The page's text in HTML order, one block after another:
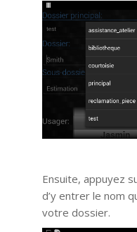
Ensuite, appuyez
d’y entrer le nom
votre dossier.